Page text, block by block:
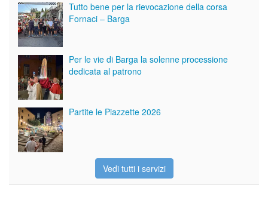
Tutto bene per la rievocazione della corsa
Fornaci – Barga
Per le vie di Barga la solenne processione
dedicata al patrono
Partite le Piazzette 2026
Vedi tutti i servizi